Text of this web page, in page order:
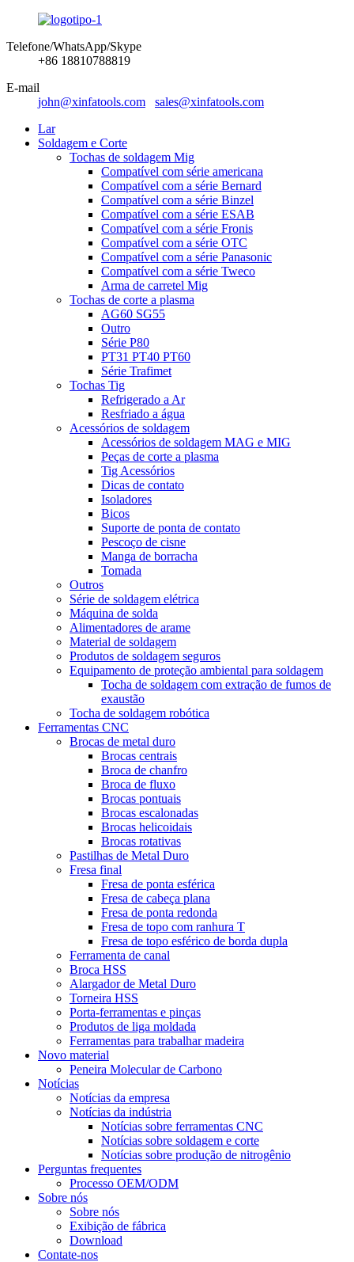
Telefone/WhatsApp/Skype
+86 18810788819
E-mail
john@xinfatools.com
sales@xinfatools.com
Lar
Soldagem e Corte
Tochas de soldagem Mig
Compatível com série americana
Compatível com a série Bernard
Compatível com a série Binzel
Compatível com a série ESAB
Compatível com a série Fronis
Compatível com a série OTC
Compatível com a série Panasonic
Compatível com a série Tweco
Arma de carretel Mig
Tochas de corte a plasma
AG60 SG55
Outro
Série P80
PT31 PT40 PT60
Série Trafimet
Tochas Tig
Refrigerado a Ar
Resfriado a água
Acessórios de soldagem
Acessórios de soldagem MAG e MIG
Peças de corte a plasma
Tig Acessórios
Dicas de contato
Isoladores
Bicos
Suporte de ponta de contato
Pescoço de cisne
Manga de borracha
Tomada
Outros
Série de soldagem elétrica
Máquina de solda
Alimentadores de arame
Material de soldagem
Produtos de soldagem seguros
Equipamento de proteção ambiental para soldagem
Tocha de soldagem com extração de fumos de
exaustão
Tocha de soldagem robótica
Ferramentas CNC
Brocas de metal duro
Brocas centrais
Broca de chanfro
Broca de fluxo
Brocas pontuais
Brocas escalonadas
Brocas helicoidais
Brocas rotativas
Pastilhas de Metal Duro
Fresa final
Fresa de ponta esférica
Fresa de cabeça plana
Fresa de ponta redonda
Fresa de topo com ranhura T
Fresa de topo esférico de borda dupla
Ferramenta de canal
Broca HSS
Alargador de Metal Duro
Torneira HSS
Porta-ferramentas e pinças
Produtos de liga moldada
Ferramentas para trabalhar madeira
Novo material
Peneira Molecular de Carbono
Notícias
Notícias da empresa
Notícias da indústria
Notícias sobre ferramentas CNC
Notícias sobre soldagem e corte
Notícias sobre produção de nitrogênio
Perguntas frequentes
Processo OEM/ODM
Sobre nós
Sobre nós
Exibição de fábrica
Download
Contate-nos